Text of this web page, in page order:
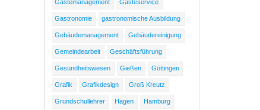
Gästemanagement Gästeservice
Gastronomie gastronomische Ausbildung
Gebäudemanagement Gebäudereinigung
Gemeindearbeit Geschäftsführung
Gesundheitswesen Gießen Göttingen
Grafik Grafikdesign Groß Kreutz
Grundschullehrer Hagen Hamburg